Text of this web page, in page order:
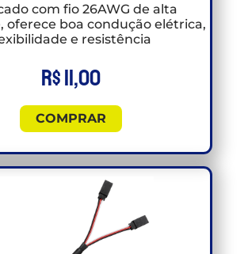
com fio 26AWG de alta
oferece boa condução elétrica,
e resistência
R$11,00
COMPRAR